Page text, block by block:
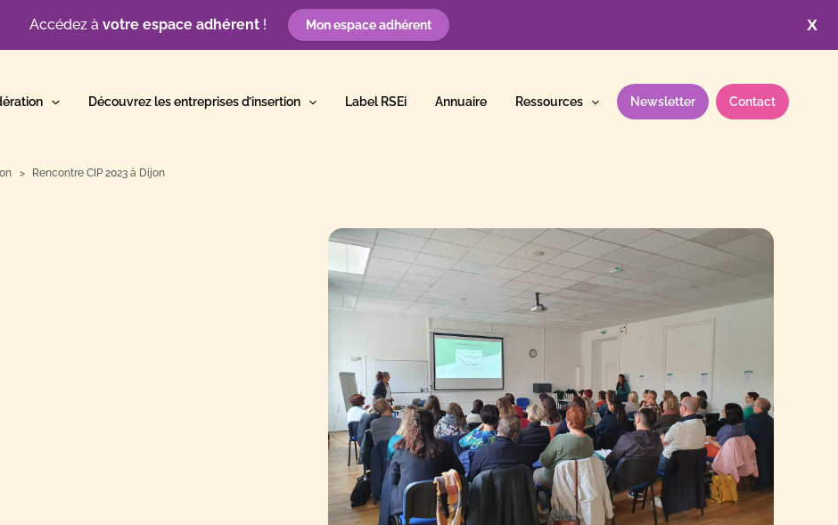
X
Accédez à votre espace adhérent! Mon espace adhérent
Découvrez les entreprises d’insertion Label RSEi Annuaire Ressources Newsletter Contact
Rencontre CIP 2023 à Dijon